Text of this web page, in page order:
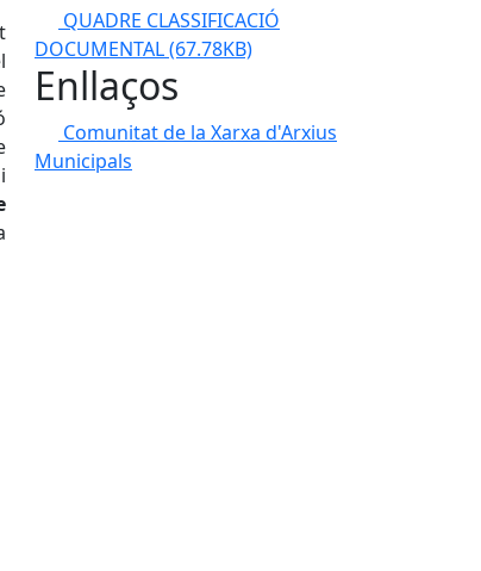
QUADRE CLASSIFICACIÓ
DOCUMENTAL(67.78KB)
Enllaços
Comunitat de la Xarxa d'Arxius
Municipals